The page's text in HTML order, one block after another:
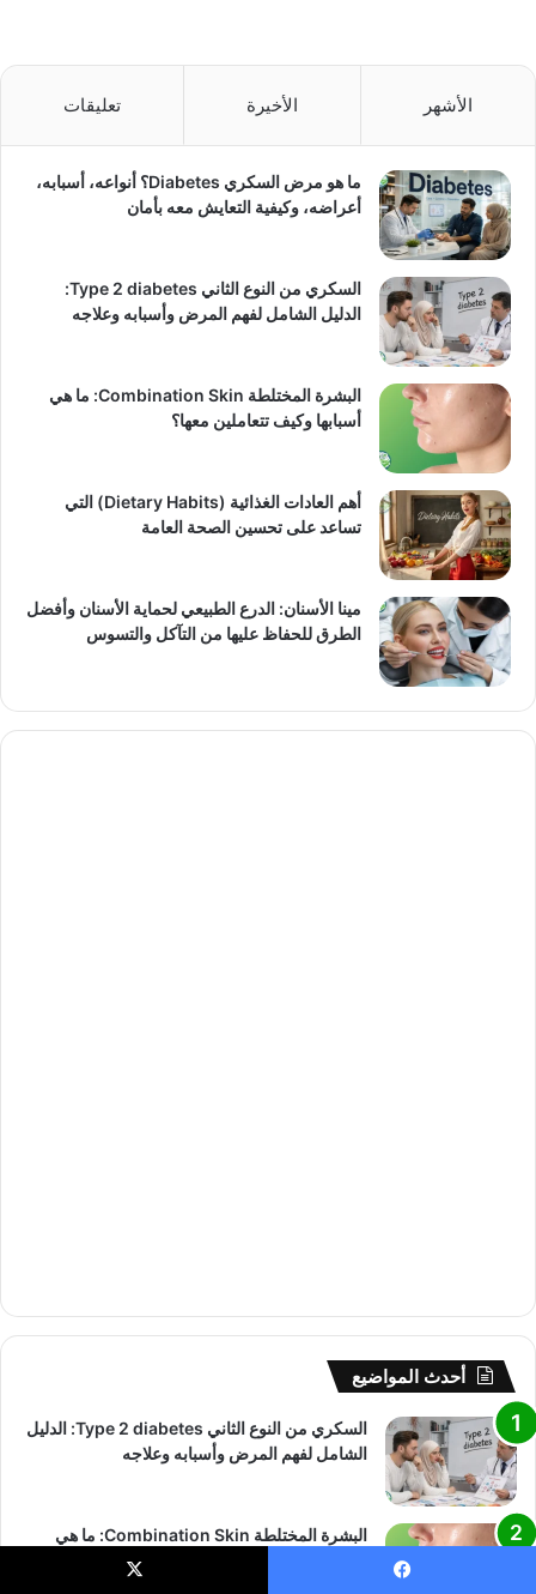
الأشهر الأخيرة تعليقات
ما هو مرض السكري Diabetes؟ أنواعه، أسبابه،
أعراضه، وكيفية التعايش معه بأمان
السكري من النوع الثاني Type 2 diabetes:
الدليل الشامل لفهم المرض وأسبابه وعلاجه
البشرة المختلطة Combination Skin: ما هي
أسبابها وكيف تتعاملين معها؟
أهم العادات الغذائية (Dietary Habits) التي
تساعد على تحسين الصحة العامة
مينا الأسنان: الدرع الطبيعي لحماية الأسنان وأفضل
الطرق للحفاظ عليها من التآكل والتسوس
أحدث المواضيع
السكري من النوع الثاني Type 2 diabetes: الدليل
الشامل لفهم المرض وأسبابه وعلاجه
البشرة المختلطة Combination Skin: ما هي